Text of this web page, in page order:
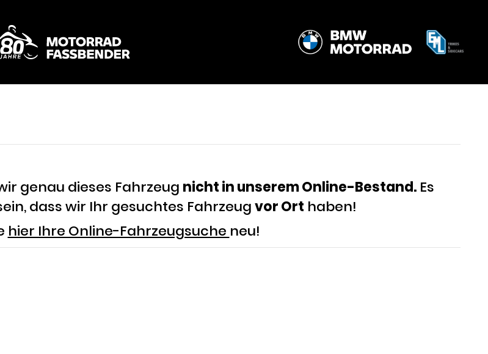
Fahrzeuge
Touren & Events
Kontakt
genau dieses Fahrzeug nicht in unserem Online-Bestand.Es
dass wir Ihr gesuchtes Fahrzeugvor Ort haben!
hier Ihre Online-Fahrzeugsuche neu!